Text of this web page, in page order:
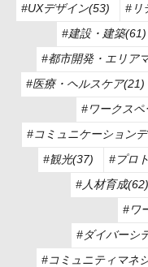
#UXデザイン(53)
#リ
#建設・建築(61)
#都市開発・エリア
#医療・ヘルスケア(21)
#ワークスペ
#コミュニケーション
#観光(37)
#プロ
#人材育成(62)
#ワ
#ダイバーシ
#コミュニティマネ